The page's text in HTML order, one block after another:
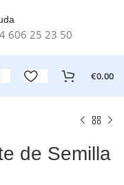
606 25 23 50
€0.00
de Semilla